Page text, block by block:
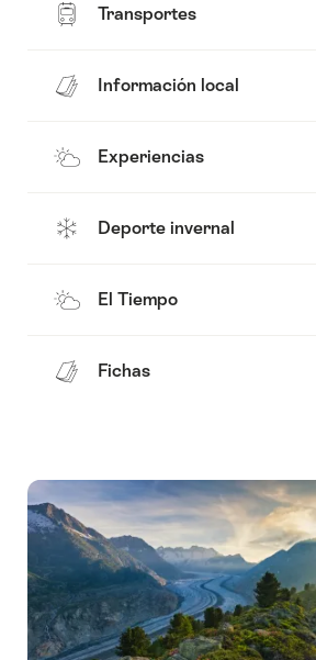
Transportes
Información local
Experiencias
Deporte invernal
El Tiempo
Fichas